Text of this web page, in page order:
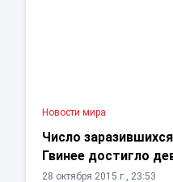
Новости мира
Число
Гвинее достигло
28 октября 2015 г., 23:53